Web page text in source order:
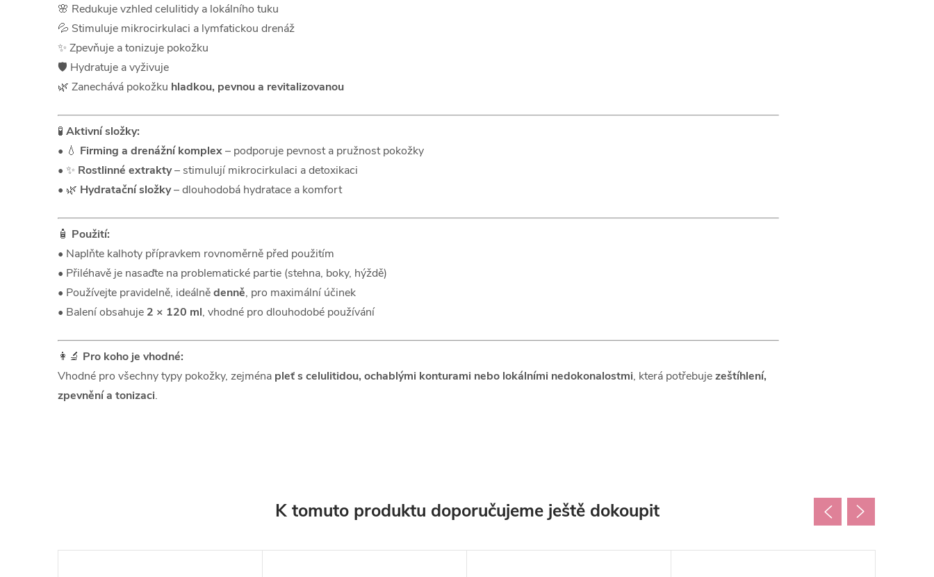
🌸 Redukuje vzhled celulitidy a lokálního tuku
💦 Stimuluje mikrocirkulaci a lymfatickou drenáž
✨ Zpevňuje a tonizuje pokožku
🛡️ Hydratuje a vyživuje
🌿 Zanechává pokožku hladkou, pevnou a revitalizovanou
🧪 Aktivní složky:
• 💧 Firming a drenážní komplex– podporuje pevnost a pružnost pokožky
• ✨ Rostlinné extrakty– stimulují mikrocirkulaci a detoxikaci
• 🌿 Hydratační složky– dlouhodobá hydratace a komfort
🧴 Použití:
• Naplňte kalhoty přípravkem rovnoměrně před použitím
• Přiléhavě je nasaďte na problematické partie (stehna, boky, hýždě)
• Používejte pravidelně, ideálnědenně, pro maximální účinek
• Balení obsahuje 2 × 120 ml, vhodné pro dlouhodobé používání
👩‍🔬 Pro koho je vhodné:
Vhodné pro všechny typy pokožky, zejména pleť s celulitidou, ochablými konturami nebo lokálními nedokonalostmi, která potřebujezeštíhlení,
zpevnění a tonizaci.
K tomuto produktu doporučujeme ještě dokoupit